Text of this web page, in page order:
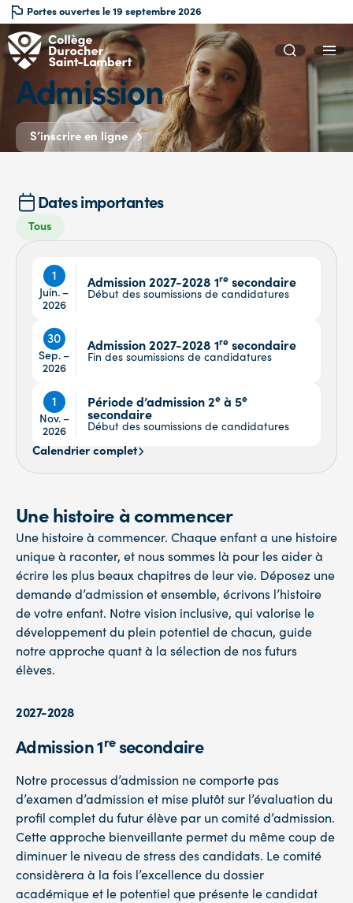
Portes ouvertes le 19 septembre 2026
Admission
S’inscrire en ligne
Dates importantes
Tous
1
Juin. –
2026
Admission 2027-2028 1re secondaire
Début des soumissions de candidatures
30
Sep. –
2026
Admission 2027-2028 1re secondaire
Fin des soumissions de candidatures
1
Nov. –
2026
Période d’admission 2e à 5e
secondaire
Début des soumissions de candidatures
Calendrier complet
Une histoire à commencer
Une histoire à commencer. Chaque enfant a une histoire
unique à raconter, et nous sommes là pour les aider à
écrire les plus beaux chapitres de leur vie. Déposez une
demande d’admission et ensemble, écrivons l’histoire
de votre enfant. Notre vision inclusive, qui valorise le
développement du plein potentiel de chacun, guide
notre approche quant à la sélection de nos futurs
élèves.
2027-2028
Admission 1resecondaire
Notre processus d’admission ne comporte pas
d’examen d’admission et mise plutôt sur l’évaluation du
profil complet du futur élève par un comité d’admission.
Cette approche bienveillante permet du même coup de
diminuer le niveau de stress des candidats. Le comité
considèrera à la fois l’excellence du dossier
académique et le potentiel que présente le candidat